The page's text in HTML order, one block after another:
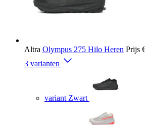
Altra Olympus 275 Hilo Heren Prijs
3 varianten
variant Zwart